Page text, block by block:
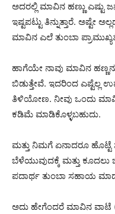
ಅದರಲ್ಲಿ ಮಾವಿನ ಹಣ್ಣು ಎಷ್ಟು
ಇಷ್ಟಪಟ್ಟು ತಿನ್ನುತ್ತಾರೆ. ಅಷ್ಟೇ
ಮಾವಿನ ಎಲೆ ತುಂಬಾ
ಹಾಗೆಯೇ ನಾವು ಮಾವಿನ
ಬಿಡುತ್ತೇವೆ. ಇದರಿಂದ ಎಷ್ಟೆಲ್ಲ
ತಿಳಿಯೋಣ. ನೀವು ಒಂದು
ಕಡಿಮೆ ಮಾಡಿಕೊಳ್ಳಬಹುದು.
ಮತ್ತು ನಿಮಗೆ ಏನಾದರೂ ಹೊಟ್ಟೆ
ಬೆಳೆಯುವುದಕ್ಕೆ ಮತ್ತು ಕೂದಲು
ಪದಾರ್ಥ ತುಂಬಾ ಸಹಾಯ
ಅದು ಹೇಗೆಂದರೆ ‌ಮಾವಿನ ವಾಟೆ